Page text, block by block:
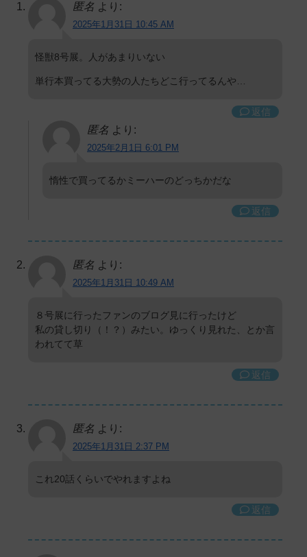
匿名 より:
2025年1月31日 10:45 AM
怪獣8号展。人があまりいない
単行本買ってる大勢の人たちどこ行ってるんや…
返信
匿名 より:
2025年2月1日 6:01 PM
惰性で買ってるかミーハーのどっちかだな
返信
匿名 より:
2025年1月31日 10:49 AM
８号展に行ったファンのブログ見に行ったけど
私の貸し切り（！？）みたい。ゆっくり見れた、とか言
われてて草
返信
匿名 より:
2025年1月31日 2:37 PM
これ20話くらいでやれますよね
返信